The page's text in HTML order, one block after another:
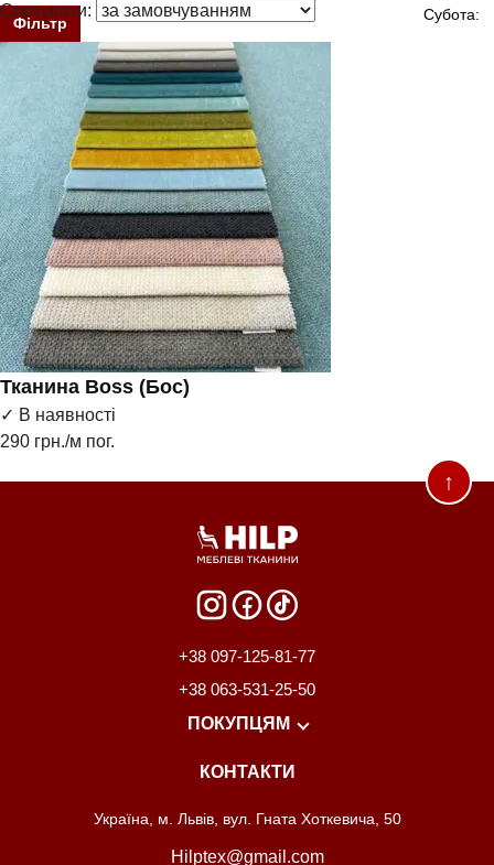
Субота:
Сортувати:
Фільтр
Тканина Boss (Бос)
✓ В наявності
290 грн./м пог.
+38 097-125-81-77
+38 063-531-25-50
ПОКУПЦЯМ
МайстриРозкрій
КОНТАКТИ
Україна, м. Львів, вул. Гната Хоткевича, 50
Hilptex@gmail.com
↑